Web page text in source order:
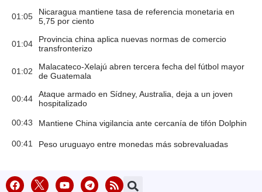
01:05
Nicaragua mantiene tasa de referencia monetaria en
5,75 por ciento
01:04
Provincia china aplica nuevas normas de comercio
transfronterizo
01:02
Malacateco-Xelajú abren tercera fecha del fútbol mayor
de Guatemala
00:44
Ataque armado en Sídney, Australia, deja a un joven
hospitalizado
00:43 Mantiene China vigilancia ante cercanía de tifón Dolphin
00:41 Peso uruguayo entre monedas más sobrevaluadas